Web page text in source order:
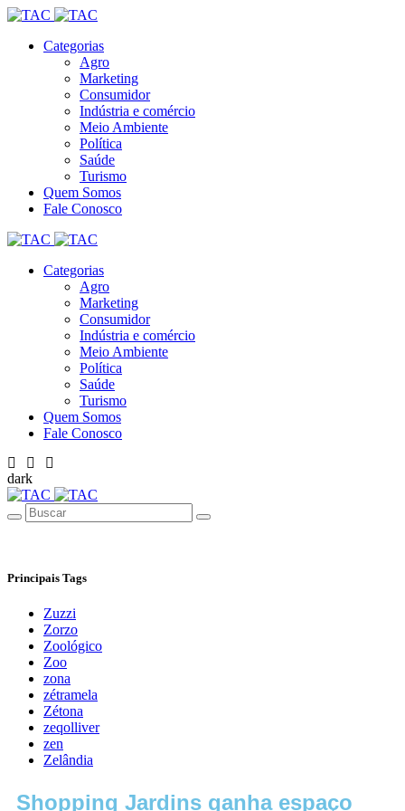
Categorias
Agro
Marketing
Consumidor
Indústria e comércio
Meio Ambiente
Política
Saúde
Turismo
Quem Somos
Fale Conosco
Categorias
Agro
Marketing
Consumidor
Indústria e comércio
Meio Ambiente
Política
Saúde
Turismo
Quem Somos
Fale Conosco
dark
Principais Tags
Zuzzi
Zorzo
Zoológico
Zoo
zona
zétramela
Zétona
zeqolliver
zen
Zelândia
Shopping Jardins ganha espaço